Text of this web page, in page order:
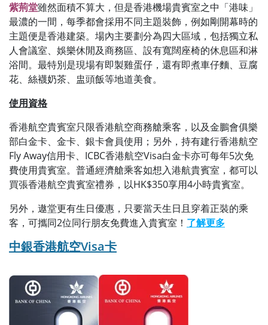
紫荊堂雖然面積不算大，但是香港機場貴賓室之中「港味」
最濃的一間，每季都會採用不同主題裝飾，例如剛開幕時的
主題便是香港建築。場內主要劃分為四大區域，包括獨立私
人會議室、娛樂休閒及商務區、設有寬闊座椅的休息區和淋
浴間。最特別是現場有即製雞蛋仔，還有即煮車仔麵、豆腐
花、絲襪奶茶、盅頭飯等地道美食。
使用資格
香港航空貴賓室只限香港航空商務艙乘客，以及金鵬會俱樂
部白金卡、金卡、銀卡會員使用；另外，持有建行香港航空
Fly Away信用卡、ICBC香港航空Visa白金卡亦可每年5次免
費使用貴賓室。普通經濟艙乘客如想入港航貴賓室，都可以
買張香港航空貴賓室禮券，以HK$350享用4小時貴賓室。
另外，遨堂更有生日優惠，只要當天生日且穿着正裝的乘
客，可攜同2位同行朋友免費進入貴賓室！ 了解更多
中銀香港航空Visa卡